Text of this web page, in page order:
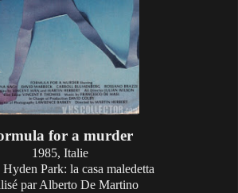
for a murder
1985, Italie
Hyden Park: la casa maledetta
par Alberto De Martino